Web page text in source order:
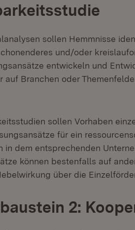
sollen Hemmnisse
und/oder
entwickeln und
auf Branchen oder
sollen Vorhaben
für ein
in dem entsprechenden
können bestenfalls auf
über die
2: